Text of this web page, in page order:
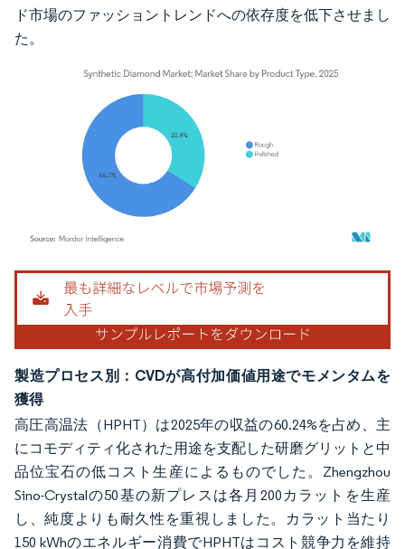
ド市場のファッショントレンドへの依存度を低下させまし
た。
画像 © Mordor Intelligence。再利用にはCC BY 4.0の表示が必要です。
製造プロセス別：CVDが高付加価値用途でモメンタムを
獲得
高圧高温法（HPHT）は2025年の収益の60.24%を占め、主
にコモディティ化された用途を支配した研磨グリットと中
品位宝石の低コスト生産によるものでした。Zhengzhou
Sino-Crystalの50基の新プレスは各月200カラットを生産
し、純度よりも耐久性を重視しました。カラット当たり
150 kWhのエネルギー消費でHPHTはコスト競争力を維持